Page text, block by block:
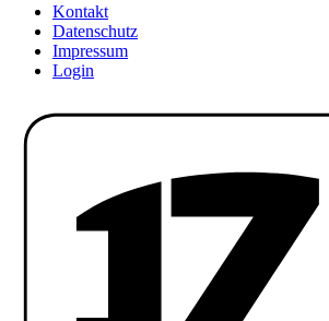
Kontakt
Datenschutz
Impressum
Login